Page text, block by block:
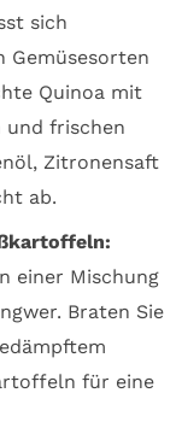
sich
Gemüsesorten
Quinoa mit
und frischen
Zitronensaft
ab.
einer Mischung
Braten Sie
für eine